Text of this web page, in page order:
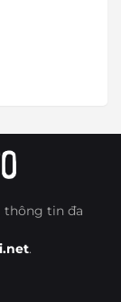
thông tin đa
.